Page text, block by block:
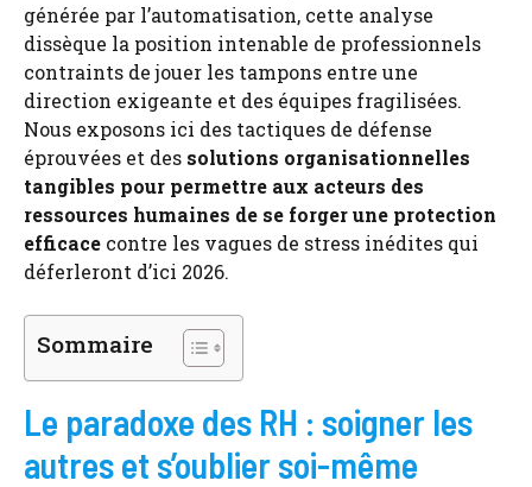
générée par l’automatisation, cette analyse
dissèque la position intenable de professionnels
contraints de jouer les tampons entre une
direction exigeante et des équipes fragilisées.
Nous exposons ici des tactiques de défense
éprouvées et des solutions organisationnelles
tangibles pour permettre aux acteurs des
ressources humaines de se forger une protection
efficace contre les vagues de stress inédites qui
déferleront d’ici 2026.
Sommaire
Le paradoxe des RH : soigner les
autres et s’oublier soi-même